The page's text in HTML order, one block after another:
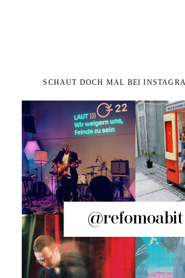
SCHAUT DOCH MAL BEI
@refomoabit